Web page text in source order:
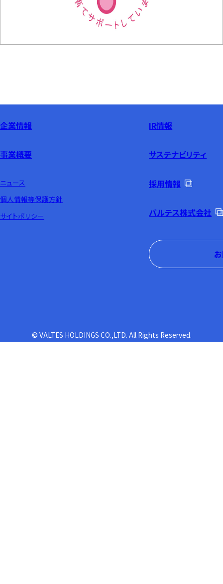
企業情報
ニュース
個人情報等保護方針
サイトポリシー
事業概要
IR情報
サステナビリティ
採用情報
バルテス株式会社
© VALTES HOLDINGS CO.,LTD. All Rights Reserved.